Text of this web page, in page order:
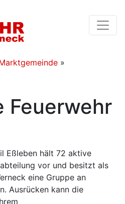
»
Feuerwehr
Eßleben hält 72 aktive
vor und besitzt als
eine Gruppe an
Ausrücken kann die